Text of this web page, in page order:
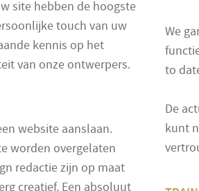
site hebben de hoogste
touch van uw
kennis op het
van onze ontwerpers.
website aanslaan.
worden overgelaten
redactie zijn op maat
creatief. Een absoluut
We
to
De
kunt